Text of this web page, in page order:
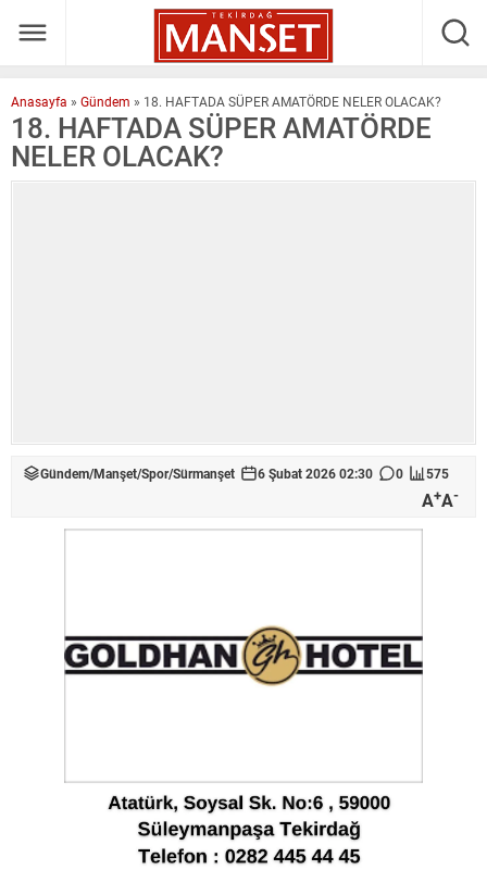
Anasayfa » Gündem » 18. HAFTADA SÜPER AMATÖRDE NELER OLACAK?
18. HAFTADA SÜPER AMATÖRDE
NELER OLACAK?
Gündem/Manşet/Spor/Sürmanşet 6 Şubat 2026 02:30 0 575
A+A-